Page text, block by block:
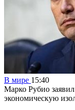
В мире 15:40
Марко Рубио
экономическую